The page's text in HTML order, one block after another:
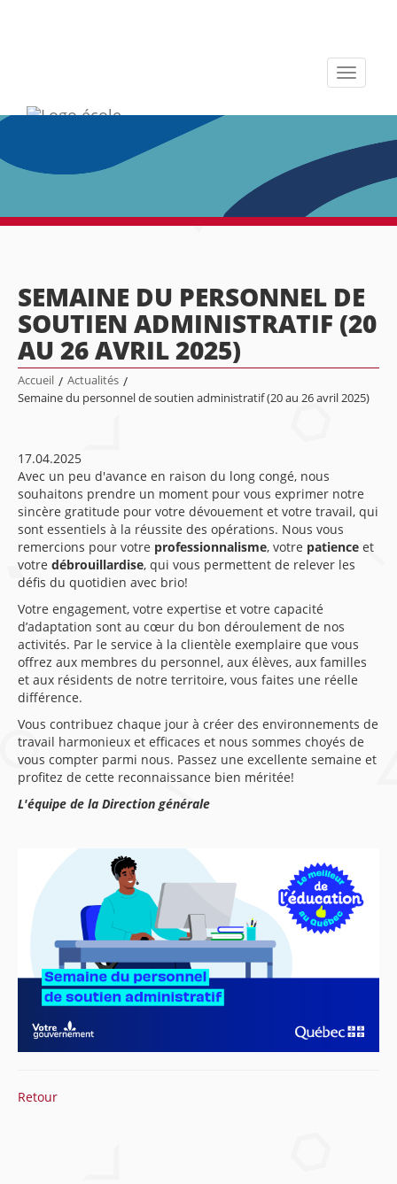
Toggle
SEMAINE DU PERSONNEL DE
SOUTIEN ADMINISTRATIF (20
AU 26 AVRIL 2025)
Accueil / Actualités /
Semaine du personnel de soutien administratif (20 au 26 avril 2025)
17.04.2025
Avec un peu d'avance en raison du long congé, nous
souhaitons prendre un moment pour vous exprimer notre
sincère gratitude pour votre dévouement et votre travail, qui
sont essentiels à la réussite des opérations. Nous vous
remercions pour votre professionnalisme, votre patience et
votre débrouillardise, qui vous permettent de relever les
défis du quotidien avec brio!
Votre engagement, votre expertise et votre capacité
d’adaptation sont au cœur du bon déroulement de nos
activités. Par le service à la clientèle exemplaire que vous
offrez aux membres du personnel, aux élèves, aux familles
et aux résidents de notre territoire, vous faites une réelle
différence.
Vous contribuez chaque jour à créer des environnements de
travail harmonieux et efficaces et nous sommes choyés de
vous compter parmi nous. Passez une excellente semaine et
profitez de cette reconnaissance bien méritée!
L'équipe de la Direction générale
Retour